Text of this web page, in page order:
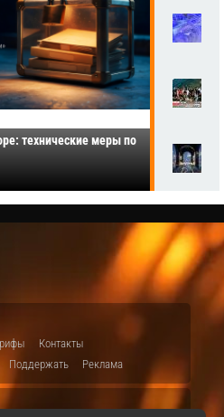
технические меры по
Контакты
Поддержать Реклама